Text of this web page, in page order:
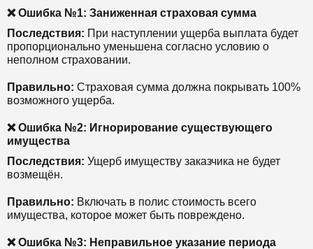
❌ Ошибка №1: Заниженная страховая сумма
Последствия: При наступлении ущерба выплата будет
пропорционально уменьшена согласно условию о
неполном страховании.
Правильно: Страховая сумма должна покрывать 100%
возможного ущерба.
❌ Ошибка №2: Игнорирование существующего
имущества
Последствия: Ущерб имуществу заказчика не будет
возмещён.
Правильно: Включать в полис стоимость всего
имущества, которое может быть повреждено.
❌ Ошибка №3: Неправильное указание периода